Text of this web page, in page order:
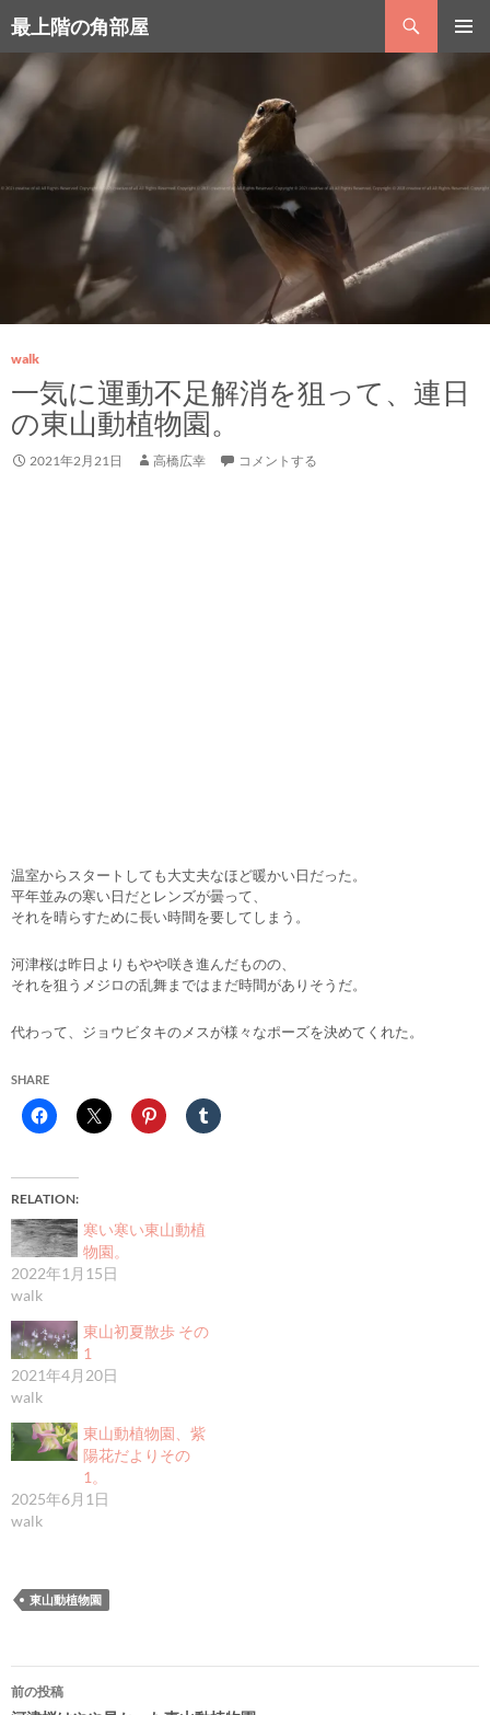
ン
テ
ツ
へ
キ
最上階の角部屋
索
walk
一気に運動不足解消を狙って、連日
の東山動植物園。
2021年2月21日 高橋広幸 コメントする
温室からスタートしても大丈夫なほど暖かい日だった。
平年並みの寒い日だとレンズが曇って、
それを晴らすために長い時間を要してしまう。
河津桜は昨日よりもやや咲き進んだものの、
それを狙うメジロの乱舞まではまだ時間がありそうだ。
代わって、ジョウビタキのメスが様々なポーズを決めてくれた。
SHARE
RELATION
寒い寒い東山動植
物園。
2022年1月15日
walk
東山初夏散歩 その
1
2021年4月20日
walk
東山動植物園、紫
陽花だよりその
1。
2025年6月1日
walk
東山動植物園
投
前の投稿